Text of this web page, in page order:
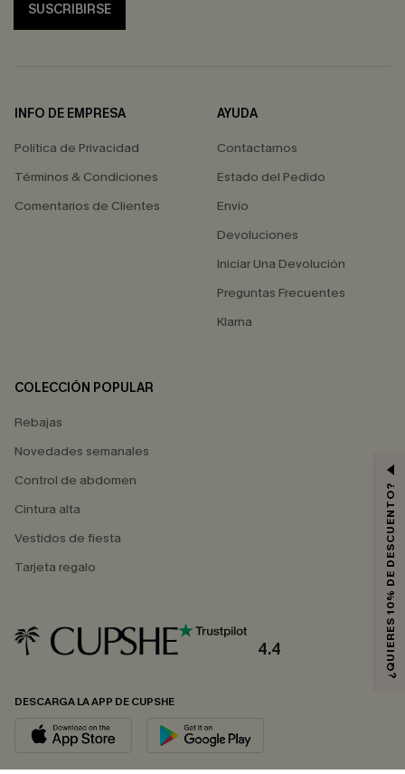
SUSCRIBIRSE
INFO DE EMPRESA
Política de Privacidad
Términos & Condiciones
Comentarios de Clientes
AYUDA
Contactarnos
Estado del Pedido
Envío
Devoluciones
Iniciar Una Devolución
Preguntas Frecuentes
Klarna
COLECCIÓN POPULAR
Rebajas
Novedades semanales
Control de abdomen
Cintura alta
Vestidos de fiesta
Tarjeta regalo
4.4
DESCARGA LA APP DE CUPSHE
¿QUIERES 10% DE DESCUENTO?